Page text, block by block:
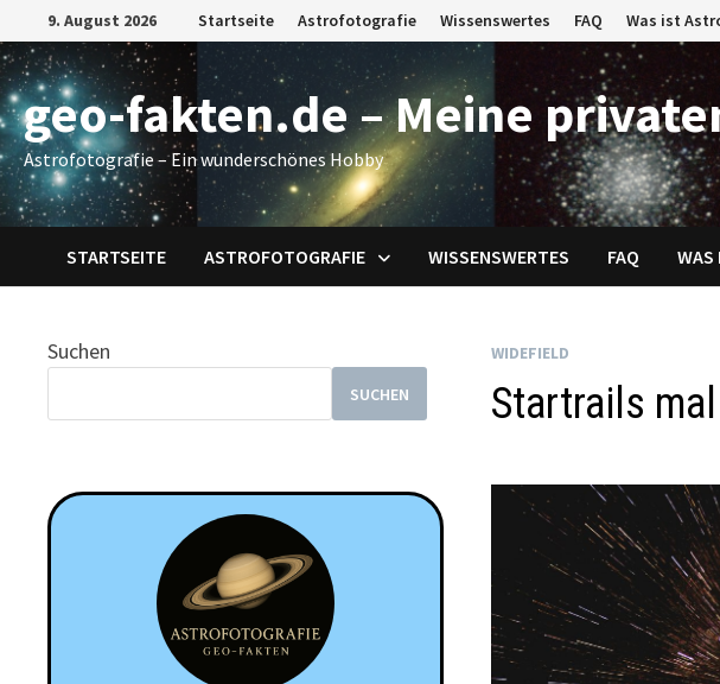
Inhalt
springen
9. August 2026 Startseite Astrofotografie Wissenswertes FAQ Was ist
geo-fakten.de – Meine
Astrofotografie – Ein wunderschönes Hobby
STARTSEITE ASTROFOTOGRAFIE WISSENSWERTES FAQ WAS
WIDEFIELD
Startrails
Suchen
SUCHEN